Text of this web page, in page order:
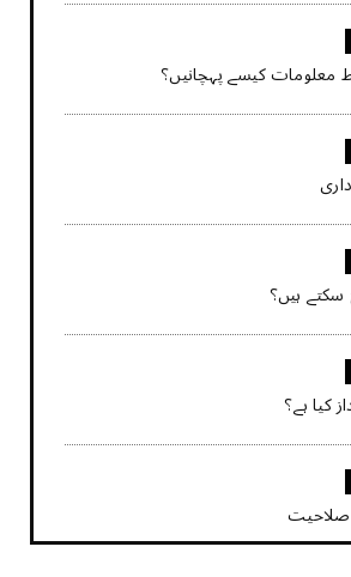
معلومات کیسے پہچانیں؟
سکتے ہیں؟
کیا ہے؟
صلاحیت